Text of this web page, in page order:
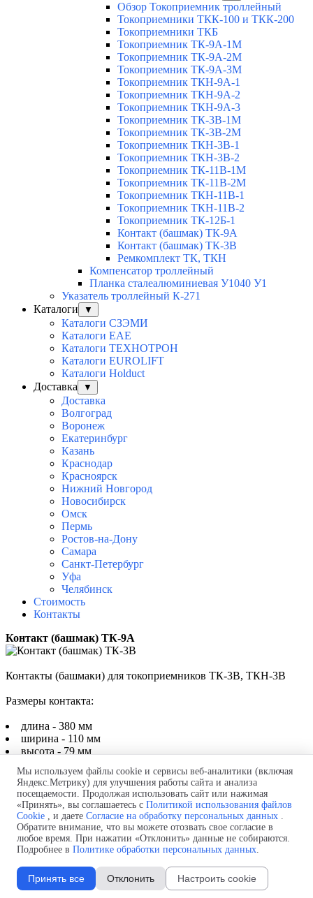
Обзор Токоприемник троллейный
Токоприемники ТКК-100 и ТКК-200
Токоприемники ТКБ
Токоприемник ТК-9А-1М
Токоприемник ТК-9А-2М
Токоприемник ТК-9А-3М
Токоприемник ТКН-9А-1
Токоприемник ТКН-9А-2
Токоприемник ТКН-9А-3
Токоприемник ТК-3В-1М
Токоприемник ТК-3В-2М
Токоприемник ТКН-3В-1
Токоприемник ТКН-3В-2
Токоприемник ТК-11В-1М
Токоприемник ТК-11В-2М
Токоприемник ТКН-11В-1
Токоприемник ТКН-11В-2
Токоприемник ТК-12Б-1
Контакт (башмак) ТК-9А
Контакт (башмак) ТК-3В
Ремкомплект ТК, ТКН
Компенсатор троллейный
Планка сталеалюминиевая У1040 У1
Указатель троллейный К-271
Каталоги
▼
Каталоги СЗЭМИ
Каталоги EAE
Каталоги ТЕХНОТРОН
Каталоги EUROLIFT
Каталоги Holduct
Доставка
▼
Доставка
Волгоград
Воронеж
Екатеринбург
Казань
Краснодар
Красноярск
Нижний Новгород
Новосибирск
Омск
Пермь
Ростов-на-Дону
Самара
Санкт-Петербург
Уфа
Челябинск
Стоимость
Контакты
Контакт (башмак) ТК-9А
Контакты (башмаки) для токоприемников ТК-3В, ТКН-3В
Размеры контакта:
длина - 380 мм
ширина - 110 мм
высота - 79 мм
токоподводов
Телефон: +7(499) 322-93-90
для звонков из Казахстана: +7 (717) 269-69-54
Почта: info@busbars.su,9670978121@mail.ru
Политика обработки персональных данных
Согласие на обработку персональных данных
Политика использования файлов cookie
Изменить настройки cookie
Назад к содержимому
Мы используем файлы cookie и сервисы веб-аналитики (включая
Яндекс.Метрику) для улучшения работы сайта и анализа
посещаемости. Продолжая использовать сайт или нажимая
«Принять», вы соглашаетесь с Политикой использования файлов
Cookie , и даете Согласие на обработку персональных данных .
Обратите внимание, что вы можете отозвать свое согласие в
любое время. При нажатии «Отклонить» данные не собираются.
Подробнее в Политике обработки персональных данных.
Принять все Отклонить Настроить cookie